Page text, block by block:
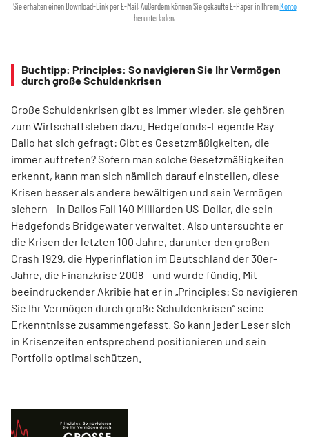
Sie erhalten einen Download-Link per E-Mail. Außerdem können Sie gekaufte E-Paper in Ihrem Konto
herunterladen.
Buchtipp: Principles: So navigieren Sie Ihr Vermögen
durch große Schuldenkrisen
Große Schuldenkrisen gibt es immer wieder, sie gehören
zum Wirtschaftsleben dazu. Hedgefonds-Legende Ray
Dalio hat sich gefragt: Gibt es Gesetzmäßigkeiten, die
immer auftreten? Sofern man solche Gesetzmäßigkeiten
erkennt, kann man sich nämlich darauf einstellen, diese
Krisen besser als andere bewältigen und sein Vermögen
sichern – in Dalios Fall 140 Milliarden US-Dollar, die sein
Hedgefonds Bridgewater verwaltet. Also untersuchte er
die Krisen der letzten 100 Jahre, darunter den großen
Crash 1929, die Hyperinflation im Deutschland der 30er-
Jahre, die Finanzkrise 2008 – und wurde fündig. Mit
beeindruckender Akribie hat er in „Principles: So navigieren
Sie Ihr Vermögen durch große Schuldenkrisen“ seine
Erkenntnisse zusammengefasst. So kann jeder Leser sich
in Krisenzeiten entsprechend positionieren und sein
Portfolio optimal schützen.